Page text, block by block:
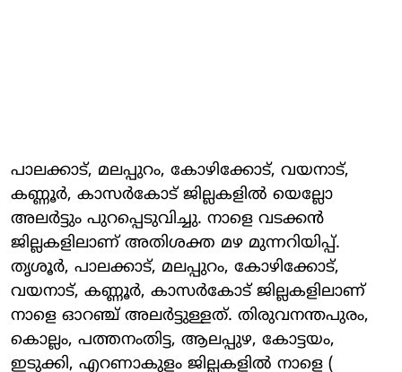
പാലക്കാട്, മലപ്പുറം, കോഴിക്കോട്, വയനാട്,
കണ്ണൂര്‍, കാസര്‍കോട് ജില്ലകളില്‍ യെല്ലോ
അലര്‍ട്ടും പുറപ്പെടുവിച്ചു. നാളെ വടക്കന്‍
ജില്ലകളിലാണ് അതിശക്ത മഴ മുന്നറിയിപ്പ്.
തൃശൂര്‍, പാലക്കാട്, മലപ്പുറം, കോഴിക്കോട്,
വയനാട്, കണ്ണൂര്‍, കാസര്‍കോട് ജില്ലകളിലാണ്
നാളെ ഓറഞ്ച് അലര്‍ട്ടുള്ളത്. തിരുവനന്തപുരം,
കൊല്ലം, പത്തനംതിട്ട, ആലപ്പുഴ, കോട്ടയം,
ഇടുക്കി, എറണാകുളം ജില്ലകളില്‍ നാളെ (